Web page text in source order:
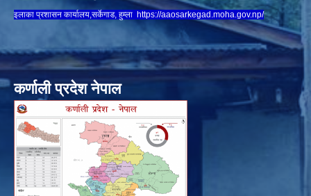
इलाका प्रशासन कार्यालय,सर्केगाड, हुम्ला https://aaosarkegad.moha.gov.np/
कर्णाली प्रदेश नेपाल